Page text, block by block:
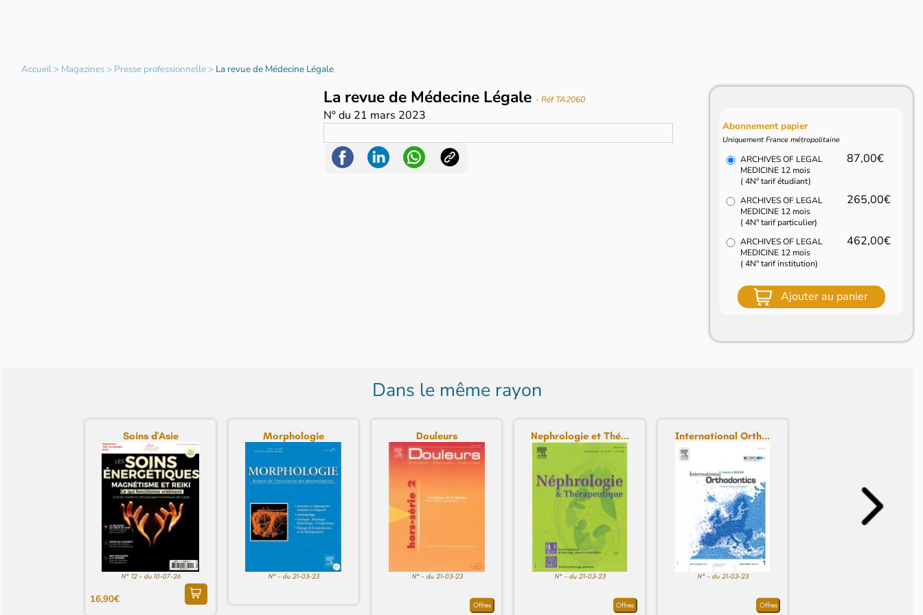
Accueil> Magazines> Presse professionnelle> La revue de Médecine Légale
La revue de Médecine Légale - Réf TA2060
N°du 21 mars 2023
Abonnement papier
Uniquement France métropolitaine
ARCHIVES OF LEGAL
MEDICINE 12 mois
( 4N° tarif étudiant)
87,00€
ARCHIVES OF LEGAL
MEDICINE 12 mois
( 4N° tarif particulier)
265,00€
ARCHIVES OF LEGAL
MEDICINE 12 mois
( 4N° tarif institution)
462,00€
Ajouter au panier
Dans le même rayon
Soins d'Asie
N° 12 - du 10-07-26
16,90€
Morphologie
N° - du 21-03-23
Douleurs
N° - du 21-03-23
Offres
Nephrologie et Thé...
N° - du 21-03-23
Offres
International Orth...
N° - du 21-03-23
Offres